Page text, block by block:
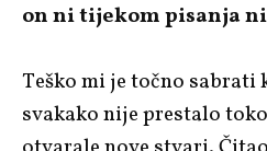
on ni tijekom pisanja
Teško mi je točno sabrati
svakako nije prestalo